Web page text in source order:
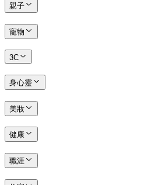
親子
寵物
3C
身心靈
美妝
健康
職涯